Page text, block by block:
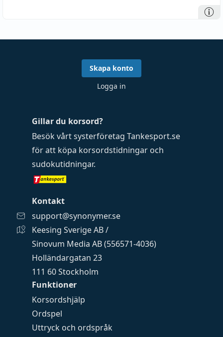
Funktioner
Korsordshjälp
Ordspel
Uttryck och ordspråk
Gillar du korsord?
Besök vårt systerföretag Tankesport.se
för att köpa korsordstidningar och
sudokutidningar.
Kontakt
support@synonymer.se
Keesing Sverige AB /
Sinovum Media AB (556571-4036)
Holländargatan 23
111 60 Stockholm
Skapa konto
Logga in